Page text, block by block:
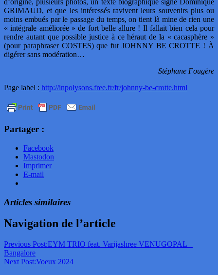
d’origine, plusieurs photos, un texte biographique signé Dominique
GRIMAUD, et que les intéressés ravivent leurs souvenirs plus ou
moins embués par le passage du temps, on tient là mine de rien une
« intégrale améliorée » de fort belle allure ! Il fallait bien cela pour
rendre autant que possible justice à ce héraut de la « cacasphère »
(pour paraphraser COSTES) que fut JOHNNY BE CROTTE ! À
digérer sans modération…
Stéphane Fougère
Page label : http://inpolysons.free.fr/fr/johnny-be-crotte.html
Partager :
Facebook
Mastodon
Imprimer
E-mail
Articles similaires
Navigation de l’article
Previous Post:EYM TRIO feat. Varijashree VENUGOPAL –
Bangalore
Next Post:Voeux 2024